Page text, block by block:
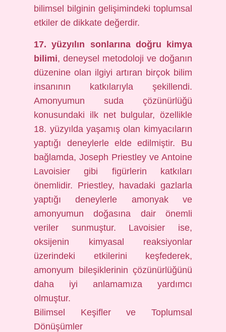
bilimsel bilginin gelişimindeki toplumsal
etkiler de dikkate değerdir.
17. yüzyılın sonlarına doğru kimya
bilimi, deneysel metodoloji ve doğanın
düzenine olan ilgiyi artıran birçok bilim
insanının katkılarıyla şekillendi.
Amonyumun suda çözünürlüğü
konusundaki ilk net bulgular, özellikle
18. yüzyılda yaşamış olan kimyacıların
yaptığı deneylerle elde edilmiştir. Bu
bağlamda, Joseph Priestley ve Antoine
Lavoisier gibi figürlerin katkıları
önemlidir. Priestley, havadaki gazlarla
yaptığı deneylerle amonyak ve
amonyumun doğasına dair önemli
veriler sunmuştur. Lavoisier ise,
oksijenin kimyasal reaksiyonlar
üzerindeki etkilerini keşfederek,
amonyum bileşiklerinin çözünürlüğünü
daha iyi anlamamıza yardımcı
olmuştur.
Bilimsel Keşifler ve Toplumsal
Dönüşümler